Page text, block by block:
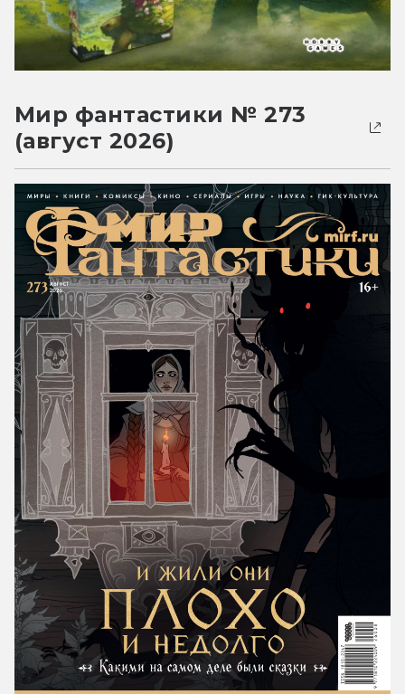
Мир фантастики № 273
(август 2026)